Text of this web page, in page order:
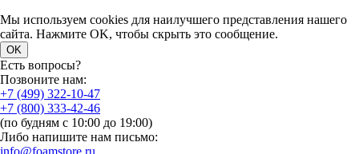
Мы используем cookies для наилучшего представления нашего
сайта. Нажмите OK, чтобы скрыть это сообщение.
OK
Есть вопросы?
Позвоните нам:
+7 (499) 322-10-47
+7 (800) 333-42-46
(по будням с 10:00 до 19:00)
Либо напишите нам письмо:
info@foamstore.ru